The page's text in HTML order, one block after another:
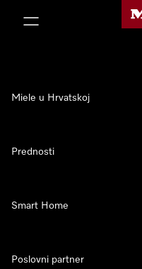
Miele u Hrvatskoj
Prednosti
Smart Home
Poslovni partner